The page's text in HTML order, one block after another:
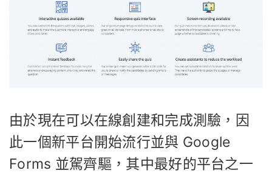
由於現在可以在線創建和完成測驗，因
此一個新平台開始流行並與 Google
Forms 並駕齊驅，其中最好的平台之一